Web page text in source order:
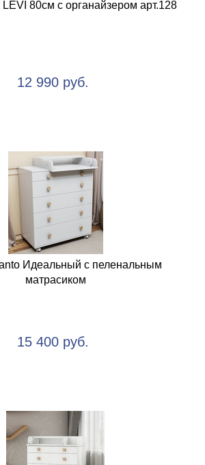
80см с органайзером арт.128
12 990 руб.
Идеальный с пеленальным
матрасиком
15 400 руб.